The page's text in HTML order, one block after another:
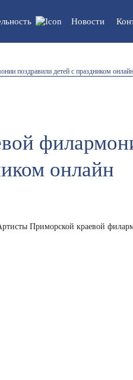
Новости
поздравили детей с праздником онлайн
онлайн